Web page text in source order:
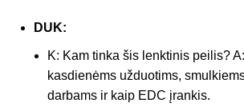
DUK:
K: Kam tinka šis lenktinis peilis?
kasdienėms užduotims,
darbams ir kaip EDC įrankis.